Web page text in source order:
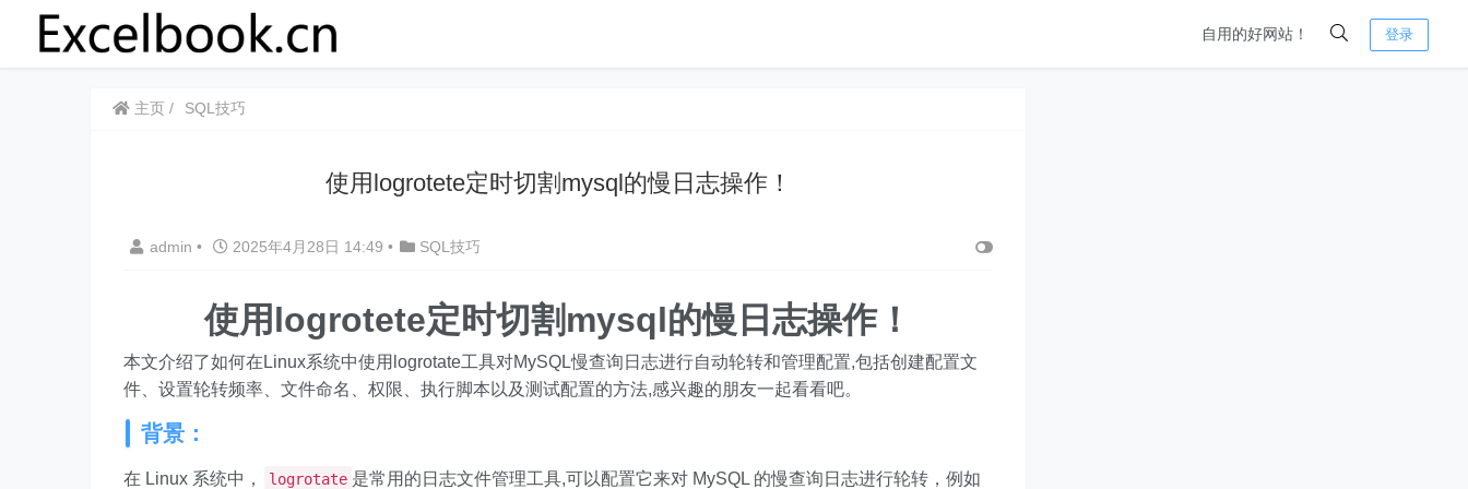
自用的好网站！ 登录
主页 SQL技巧
使用logrotete定时切割mysql的慢日志操作！
admin • 2025年4月28日 14:49 • SQL技巧
使用logrotete定时切割mysql的慢日志操作！
本文介绍了如何在Linux系统中使用logrotate工具对MySQL慢查询日志进行自动轮转和管理配置,包括创建配置文
件、设置轮转频率、文件命名、权限、执行脚本以及测试配置的方法,感兴趣的朋友一起看看吧。
背景：
在 Linux 系统中， logrotate 是常用的日志文件管理工具,可以配置它来对 MySQL 的慢查询日志进行轮转，例如